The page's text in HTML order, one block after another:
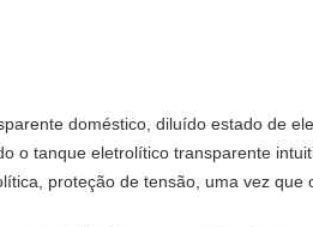
doméstico, diluído estado de
o tanque eletrolítico transparente
proteção de tensão, uma vez